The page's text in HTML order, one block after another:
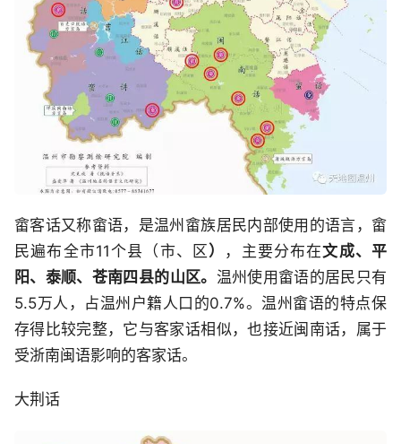
畲客话又称畲语，是温州畲族居民内部使用的语言，畲
民遍布全市11个县（市、区） ，主要分布在文成、平
阳、 泰顺、 苍南四县的山区。 温州使用畲语的居民只有
5.5万人，占温州户籍人口的0.7%。温州畲语的特点保
存得比较完整，它与客家话相似，也接近闽南话，属于
受浙南闽语影响的客家话。
大荆话